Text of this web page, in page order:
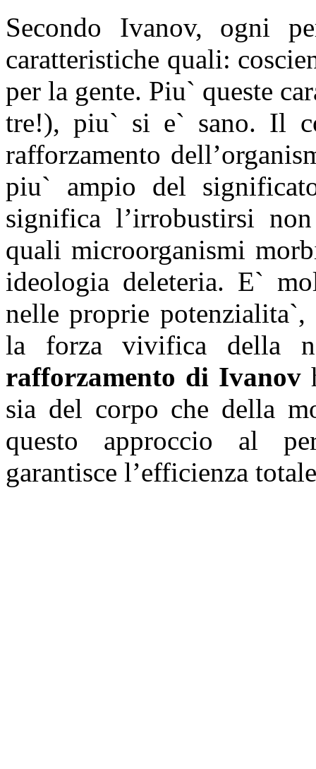
Secondo Ivanov, ogni
caratteristiche quali:
per la gente. Piu` queste
tre!), piu` si e` sano. Il
rafforzamento
piu` ampio del
significa l’irrobustirsi
quali microorganismi
ideologia deleteria. E`
nelle proprie potenzialita`,
la forza vivifica della
rafforzamento di Ivanov
sia del corpo che della
questo approccio al
garantisce l’efficienza